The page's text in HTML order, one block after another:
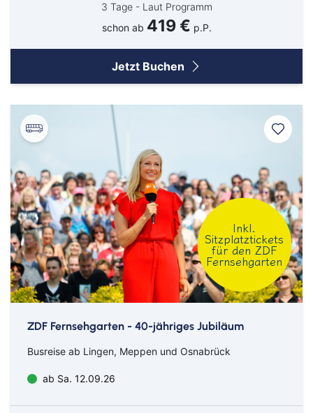
3 Tage - Laut Programm
schon ab 419 € p.P.
Jetzt Buchen
Inkl.
Sitzplatztickets
für den ZDF
Fernsehgarten
ZDF Fernsehgarten - 40-jähriges Jubiläum
Busreise ab Lingen, Meppen und Osnabrück
ab Sa. 12.09.26